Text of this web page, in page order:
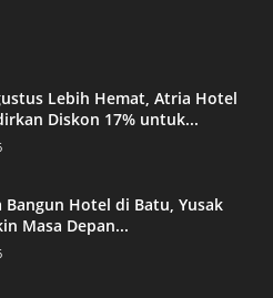
Lebih Hemat, Atria Hotel
Diskon 17% untuk...
Bangun Hotel di Batu, Yusak
Masa Depan...